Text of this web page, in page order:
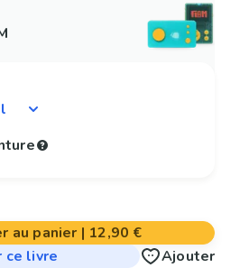
au panier | 12,90 €
ce livre
Ajouter